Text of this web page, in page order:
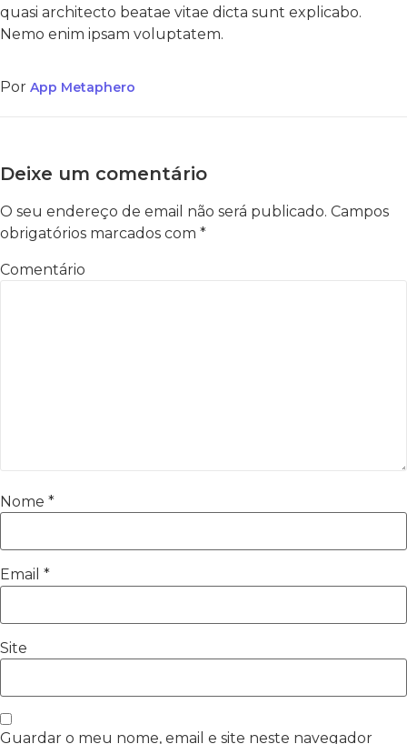
quasi architecto beatae vitae dicta sunt explicabo.
Nemo enim ipsam voluptatem.
Por App Metaphero
Deixe um comentário
O seu endereço de email não será publicado. Campos
obrigatórios marcados com *
Comentário
Nome *
Email *
Site
Guardar o meu nome, email e site neste navegador